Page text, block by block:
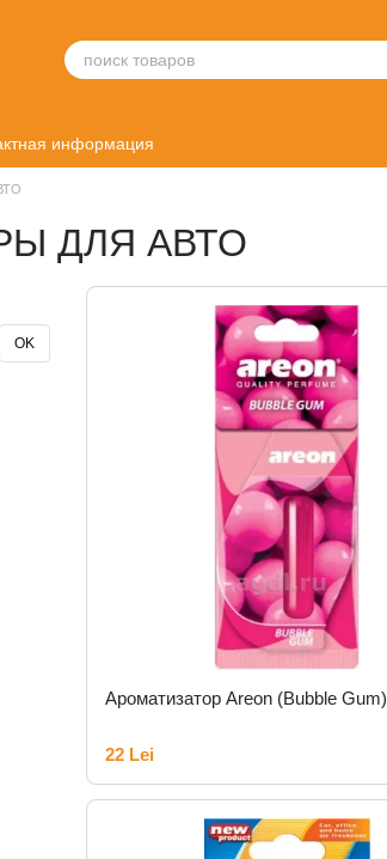
информация
ДЛЯ АВТО
Ароматизатор Areon (Bubble Gum)
22 Lei
OK